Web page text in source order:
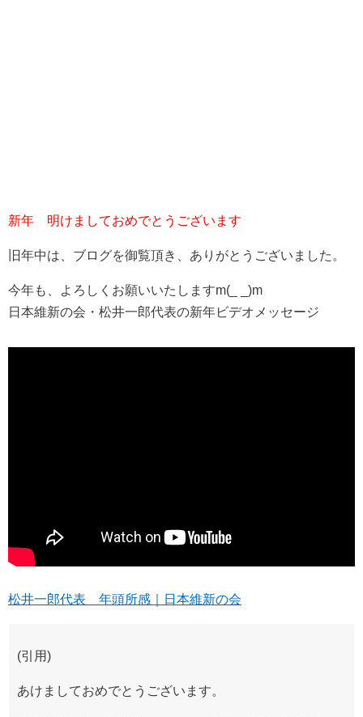
新年 明けましておめでとうございます
旧年中は、ブログを御覧頂き、ありがとうございました。
今年も、よろしくお願いいたしますm(_ _)m
日本維新の会・松井一郎代表の新年ビデオメッセージ
松井一郎代表 年頭所感｜日本維新の会
(引用)
あけましておめでとうございます。